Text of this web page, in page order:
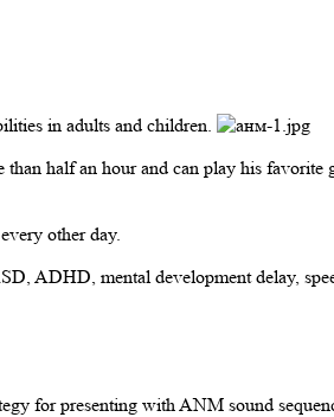
in adults and children.
half an hour and can play his
other day.
ADHD, mental development delay,
for presenting with ANM sound